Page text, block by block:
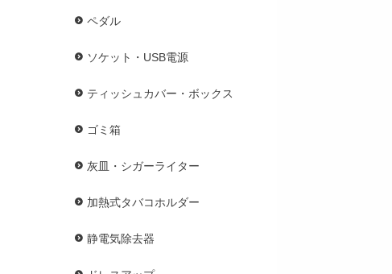
ペダル
ソケット・USB電源
ティッシュカバー・ボックス
ゴミ箱
灰皿・シガーライター
加熱式タバコホルダー
静電気除去器